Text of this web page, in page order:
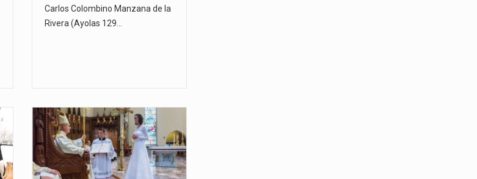
Carlos Colombino Manzana de la
Rivera (Ayolas 129…